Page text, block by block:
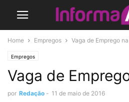
Home Empregos Vaga de Emprego
Empregos
Vaga de
por Redação - 11 de maio de 2016